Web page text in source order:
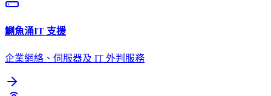
鰂魚涌IT 支援
企業網絡、伺服器及 IT 外判服務